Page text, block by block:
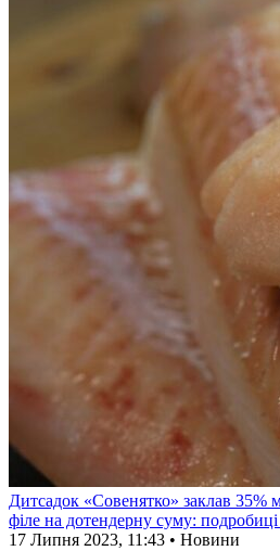
Дитсадок «Совенятко» заклав 35%
філе на дотендерну суму:
17 Липня 2023, 11:43 • Новини